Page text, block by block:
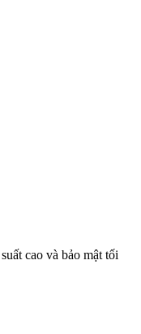
cao và bảo mật tối